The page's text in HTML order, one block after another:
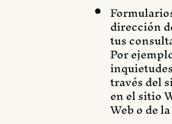
dirección
tus
Por
través del
en el sitio
Web o de